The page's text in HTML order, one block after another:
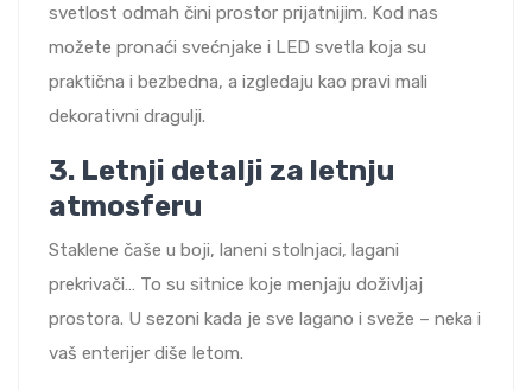
svetlost odmah čini prostor prijatnijim. Kod nas
možete pronaći svećnjake i LED svetla koja su
praktična i bezbedna, a izgledaju kao pravi mali
dekorativni dragulji.
3. Letnji detalji za letnju
atmosferu
Staklene čaše u boji, laneni stolnjaci, lagani
prekrivači… To su sitnice koje menjaju doživljaj
prostora. U sezoni kada je sve lagano i sveže – neka i
vaš enterijer diše letom.